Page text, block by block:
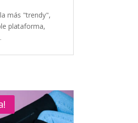
más "trendy",
plataforma,